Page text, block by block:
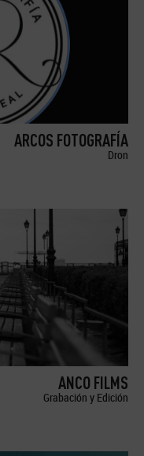
ARCOS FOTOGRAFÍA
Dron
ANCO FILMS
Grabación y Edición